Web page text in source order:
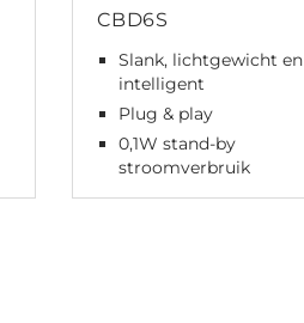
CBD6S
Slank, lichtgewicht en
intelligent
Plug & play
0,1W stand-by
stroomverbruik